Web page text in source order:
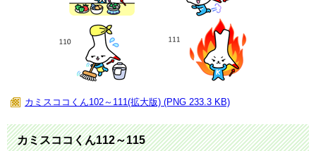
カミスココくん102～111(拡大版) (PNG 233.3 KB)
カミスココくん112～115